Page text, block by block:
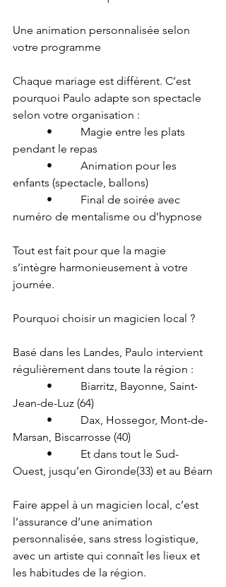
Une animation personnalisée selon
votre programme
Chaque mariage est différent. C’est
pourquoi Paulo adapte son spectacle
selon votre organisation :
•     Magie entre les plats
pendant le repas
•     Animation pour les
enfants (spectacle, ballons)
•     Final de soirée avec
numéro de mentalisme ou d’hypnose
Tout est fait pour que la magie
s’intègre harmonieusement à votre
journée.
Pourquoi choisir un magicien local ?
Basé dans les Landes, Paulo intervient
régulièrement dans toute la région :
•     Biarritz, Bayonne, Saint-
Jean-de-Luz (64)
•     Dax, Hossegor, Mont-de-
Marsan, Biscarrosse (40)
•     Et dans tout le Sud-
Ouest, jusqu’en Gironde(33) et au Béarn
Faire appel à un magicien local, c’est
l’assurance d’une animation
personnalisée, sans stress logistique,
avec un artiste qui connaît les lieux et
les habitudes de la région.